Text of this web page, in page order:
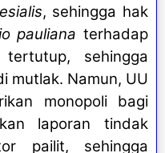
, sehingga hak
pauliana terhadap
sehingga
mutlak. Namun, UU
monopoli bagi
laporan tindak
pailit, sehingga